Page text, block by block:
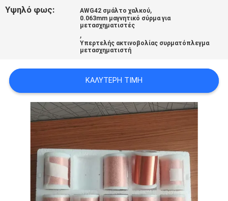
ΑΠΌΣΠΑΣΜΑ
SITEMAP
PRIVACY
Υψηλό φως: AWG42 σμάλτο χαλκού,
0.063mm μαγνητικό σύρμα για
μετασχηματιστές
,
Υπερτελής ακτινοβολίας συρματόπλεγμα
μετασχηματιστή
ΚΑΛΎΤΕΡΗ ΤΙΜΉ